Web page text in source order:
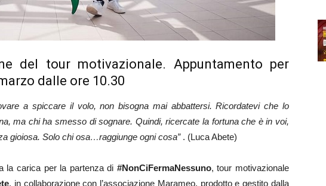
del tour motivazionale. Appuntamento per
dalle ore 10.30
a spiccare il volo, non bisogna mai abbattersi. Ricordatevi che lo
ma chi ha smesso di sognare. Quindi, ricercate la fortuna che è in voi,
gioiosa. Solo chi osa…raggiunge ogni cosa”. (Luca Abete)
la carica per la partenza di #NonCiFermaNessuno, tour motivazionale
, in collaborazione con l’associazione Marameo, prodotto e gestito dalla